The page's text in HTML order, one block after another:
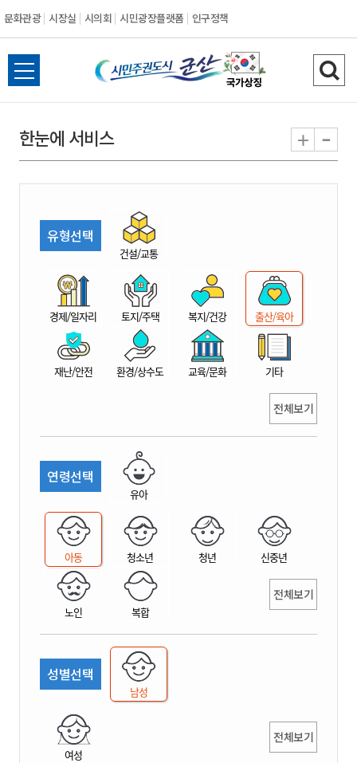
문화관광 시장실 시의회 시민광장플랫폼 인구정책
시
민
권
시
산
전
체
뉴
열
검
색
기
한눈에 서비스 + -
유형선택
건설/교통
경제/일자리 토지/주택 복지/건강 출산/육아
재난/안전 환경/상수도 교육/문화 기타
전체보기
연령선택
유아
아동 청소년 청년 신중년
노인 복합
전체보기
성별선택
남성
여성
전체보기